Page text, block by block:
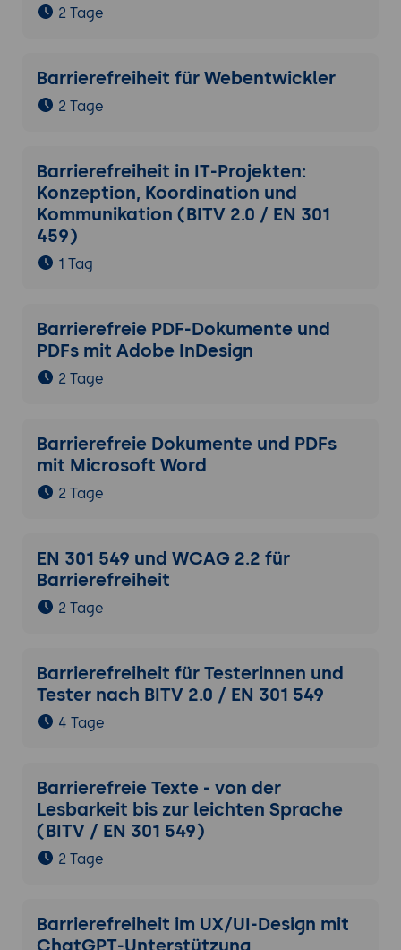
2 Tage
Barrierefreiheit für Webentwickler
2 Tage
Barrierefreiheit in IT-Projekten:
Konzeption, Koordination und
Kommunikation (BITV 2.0 / EN 301
459)
1 Tag
Barrierefreie PDF-Dokumente und
PDFs mit Adobe InDesign
2 Tage
Barrierefreie Dokumente und PDFs
mit Microsoft Word
2 Tage
EN 301 549 und WCAG 2.2 für
Barrierefreiheit
2 Tage
Barrierefreiheit für Testerinnen und
Tester nach BITV 2.0 / EN 301 549
4 Tage
Barrierefreie Texte - von der
Lesbarkeit bis zur leichten Sprache
(BITV / EN 301 549)
2 Tage
Barrierefreiheit im UX/UI-Design mit